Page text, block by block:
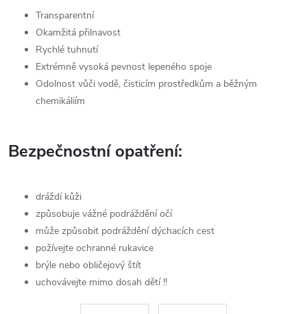
Transparentní
Okamžitá přilnavost
Rychlé tuhnutí
Extrémně vysoká pevnost lepeného spoje
Odolnost vůči vodě, čisticím prostředkům a běžným
chemikáliím
Bezpečnostní opatření:
dráždí kůži
způsobuje vážné podráždění očí
může způsobit podráždění dýchacích cest
požívejte ochranné rukavice
brýle nebo obličejový štít
uchovávejte mimo dosah dětí !!